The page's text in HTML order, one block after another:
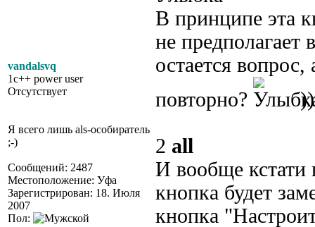
vandalsvq
1c++ power user
Отсутствует
Я всего лишь als-особиратель
;-)
Сообщений: 2487
Местоположение: Уфа
Зарегистрирован: 18. Июля
2007
Пол:
В принципе эта
не предполагает
остается
повторно?
2 all
И вообще кстати
кнопка будет
кнопка